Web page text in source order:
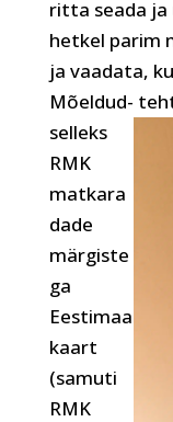
ritta seada ja
hetkel parim
ja vaadata,
Mõeldud-
selleks
RMK
matkara
dade
märgiste
ga
Eestimaa
kaart
(samuti
RMK